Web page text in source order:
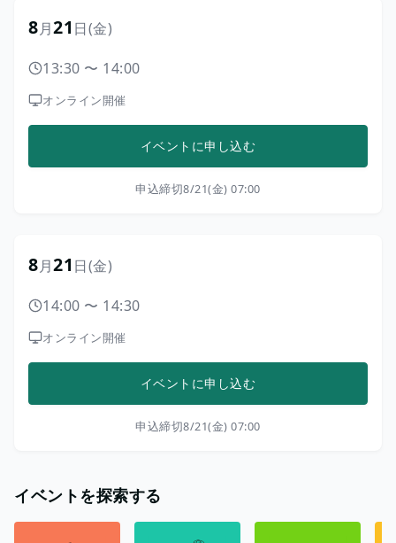
イベントを探索する
8月21日(金)
13:30 〜 14:00
オンライン開催
イベントに申し込む
申込締切8/21(金) 07:00
8月21日(金)
14:00 〜 14:30
オンライン開催
イベントに申し込む
申込締切8/21(金) 07:00